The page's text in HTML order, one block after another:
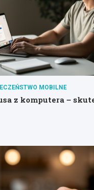
MOBILNE
z komputera –